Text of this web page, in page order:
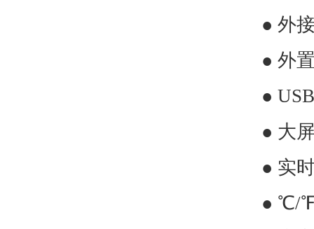
● 外
● 外
●
● 大
● 实
● ℃/℉